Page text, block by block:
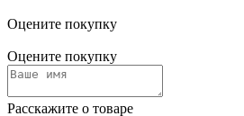
Оцените покупку
Оцените покупку
Расскажите о товаре